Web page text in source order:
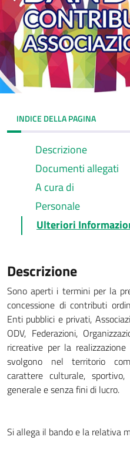
INDICE DELLA PAGINA
Descrizione
Documenti allegati
A cura di
Personale
Ulteriori
Descrizione
Sono aperti i termini per la
concessione di contributi
Enti pubblici e privati,
ODV, Federazioni,
ricreative per la
svolgono nel territorio
carattere culturale,
generale e senza fini di lucro.
Si allega il bando e la relativa